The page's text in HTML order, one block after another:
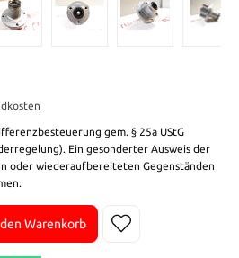
gem. § 25a UStG
Ein gesonderter Ausweis der
oder wiederaufbereiteten Gegenständen
Warenkorb